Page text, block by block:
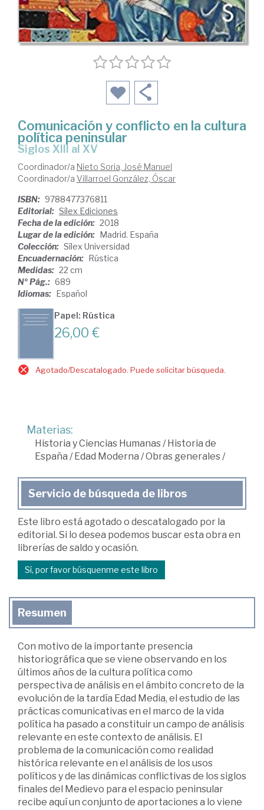
Comunicación y conflicto en la cultura
política peninsular
siglos XIII al XV
Coordinador/a Nieto Soria, José Manuel
Coordinador/a Villarroel González, Óscar
ISBN: 9788477376811
Editorial: Sílex Ediciones
Fecha de la edición: 2018
Lugar de la edición: Madrid. España
Colección: Sílex Universidad
Encuadernación: Rústica
Medidas: 22 cm
Nº Pág.: 689
Idiomas: Español
Papel: Rústica
26,00 €
Agotado/Descatalogado. Puede solicitar búsqueda.
Materias:
Historia y Ciencias Humanas /Historia de
España /Edad Moderna /Obras generales /
Servicio de búsqueda de libros
Este libro está agotado o descatalogado por la
editorial. Si lo desea podemos buscar esta obra en
librerías de saldo y ocasión.
Sí, por favor búsquenme este libro
Resumen
Con motivo de la importante presencia
historiográfica que se viene observando en los
últimos años de la cultura política como
perspectiva de análisis en el ámbito concreto de la
evolución de la tardía Edad Media, el estudio de las
prácticas comunicativas en el marco de la vida
política ha pasado a constituir un campo de análisis
relevante en este contexto de análisis. El
problema de la comunicación como realidad
histórica relevante en el análisis de los usos
políticos y de las dinámicas conflictivas de los siglos
finales del Medievo para el espacio peninsular
recibe aquí un conjunto de aportaciones a lo viene